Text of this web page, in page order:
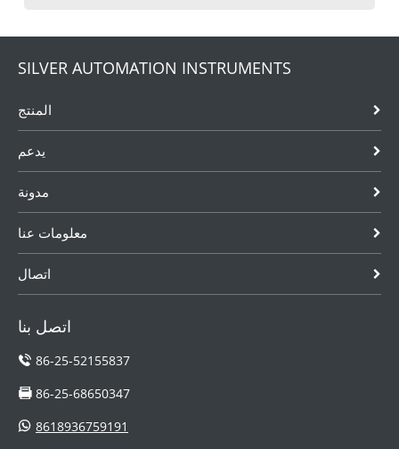
SILVER AUTOMATION INSTRUMENTS
المنتج
يدعم
مدونة
معلومات عنا
اتصال
اتصل بنا
86-25-52155837
86-25-68650347
8618936759191